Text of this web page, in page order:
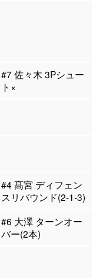
#7 佐々木 3Pシュー
ト×
#4 髙宮 ディフェン
スリバウンド(2-1-3)
#6 大澤 ターンオー
バー(2本)